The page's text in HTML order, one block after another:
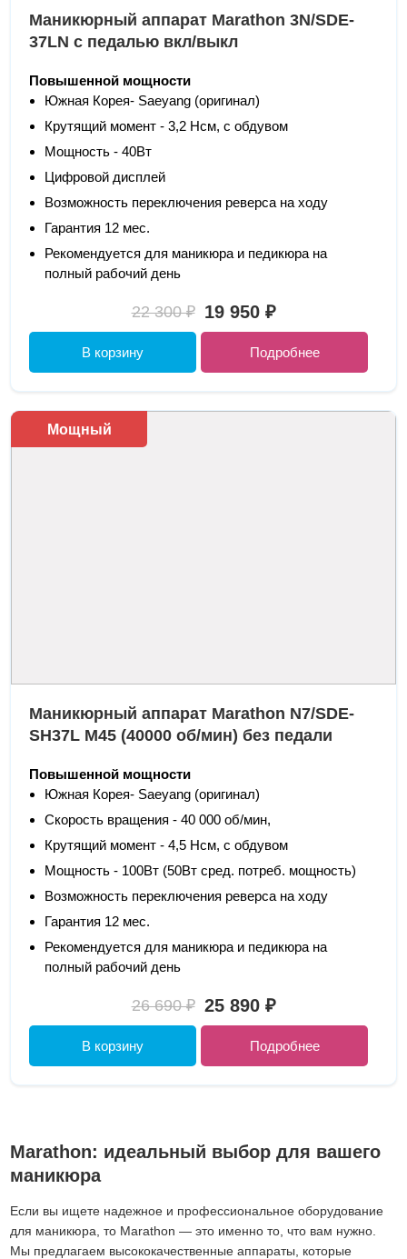
Маникюрный аппарат Marathon 3N/SDE-
37LN с педалью вкл/выкл
Повышенной мощности
Южная Корея- Saeyang (оригинал)
Крутящий момент - 3,2 Нсм, с обдувом
Мощность - 40Вт
Цифровой дисплей
Возможность переключения реверса на ходу
Гарантия 12 мес.
Рекомендуется для маникюра и педикюра на
полный рабочий день
22 300 ₽ 19 950 ₽
В корзину Подробнее
Мощный
Маникюрный аппарат Marathon N7/SDE-
SH37L M45 (40000 об/мин) без педали
Повышенной мощности
Южная Корея- Saeyang (оригинал)
Скорость вращения - 40 000 об/мин,
Крутящий момент - 4,5 Нсм, с обдувом
Мощность - 100Вт (50Вт сред. потреб. мощность)
Возможность переключения реверса на ходу
Гарантия 12 мес.
Рекомендуется для маникюра и педикюра на
полный рабочий день
26 690 ₽ 25 890 ₽
В корзину Подробнее
Marathon: идеальный выбор для вашего
маникюра
Если вы ищете надежное и профессиональное оборудование
для маникюра, то Marathon — это именно то, что вам нужно.
Мы предлагаем высококачественные аппараты, которые